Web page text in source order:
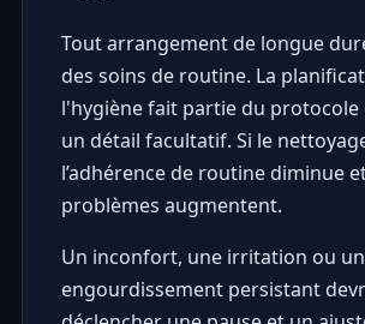
Tout arrangement de longue
des soins de routine. La
l'hygiène fait partie du protocole
un détail facultatif. Si le
l’adhérence de routine diminue
problèmes augmentent.
Un inconfort, une irritation ou un
engourdissement persistant